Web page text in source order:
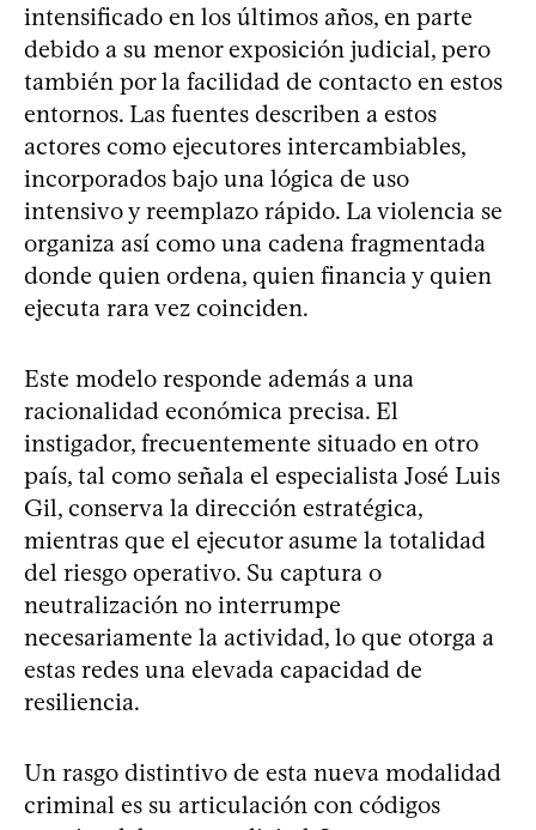
intensificado en los últimos años, en parte
debido a su menor exposición judicial, pero
también por la facilidad de contacto en estos
entornos. Las fuentes describen a estos
actores como ejecutores intercambiables,
incorporados bajo una lógica de uso
intensivo y reemplazo rápido. La violencia se
organiza así como una cadena fragmentada
donde quien ordena, quien financia y quien
ejecuta rara vez coinciden.
Este modelo responde además a una
racionalidad económica precisa. El
instigador, frecuentemente situado en otro
país, tal como señala el especialista José Luis
Gil, conserva la dirección estratégica,
mientras que el ejecutor asume la totalidad
del riesgo operativo. Su captura o
neutralización no interrumpe
necesariamente la actividad, lo que otorga a
estas redes una elevada capacidad de
resiliencia.
Un rasgo distintivo de esta nueva modalidad
criminal es su articulación con códigos